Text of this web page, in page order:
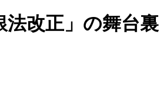
改正」の舞台裏